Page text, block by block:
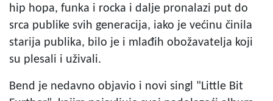
hip hopa, funka i rocka i dalje pronalazi put do
srca publike svih generacija, iako je većinu činila
starija publika, bilo je i mlađih obožavatelja koji
su plesali i uživali.
Bend je nedavno objavio i novi singl "Little Bit